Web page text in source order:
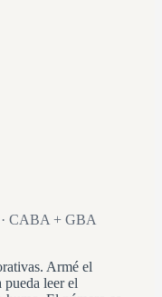
· CABA + GBA
Armé el
leer el